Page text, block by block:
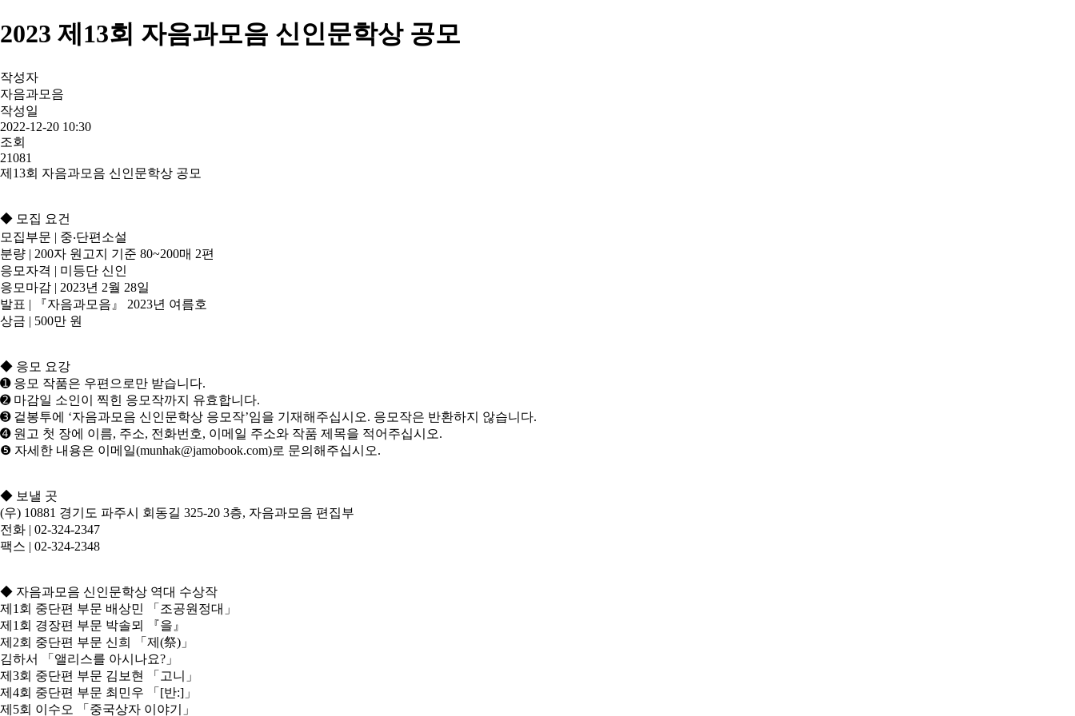
2023 제13회 자음과모음 신인문학상 공모
작성자
자음과모음
작성일
2022-12-20 10:30
조회
21081
제13회 자음과모음 신인문학상 공모
◆ 모집 요건
모집부문 | 중‧단편소설
분량 | 200자 원고지 기준 80~200매 2편
응모자격 | 미등단 신인
응모마감 | 2023년 2월 28일
발표 | 『자음과모음』 2023년 여름호
상금 | 500만 원
◆ 응모 요강
➊ 응모 작품은 우편으로만 받습니다.
➋ 마감일 소인이 찍힌 응모작까지 유효합니다.
➌ 겉봉투에 ‘자음과모음 신인문학상 응모작’임을 기재해주십시오. 응모작은 반환하지 않습니다.
➍ 원고 첫 장에 이름, 주소, 전화번호, 이메일 주소와 작품 제목을 적어주십시오.
❺ 자세한 내용은 이메일(munhak@jamobook.com)로 문의해주십시오.
◆ 보낼 곳
(우) 10881 경기도 파주시 회동길 325-20 3층, 자음과모음 편집부
전화 | 02-324-2347
팩스 | 02-324-2348
​◆ 자음과모음 신인문학상 역대 수상작
제1회 중단편 부문 배상민 「조공원정대」
제1회 경장편 부문 박솔뫼 『을』
제2회 중단편 부문 신희 「제(祭)」
김하서 「앨리스를 아시나요?」
제3회 중단편 부문 김보현 「고니」
제4회 중단편 부문 최민우 「[반:]」
제5회 이수오 「중국상자 이야기」